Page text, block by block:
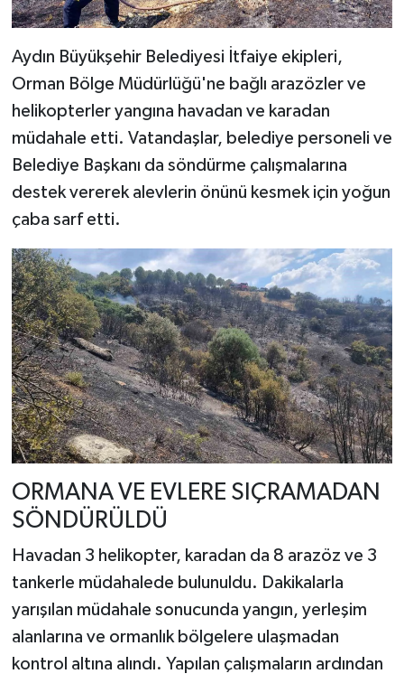
Aydın Büyükşehir Belediyesi İtfaiye ekipleri,
Orman Bölge Müdürlüğü'ne bağlı arazözler ve
helikopterler yangına havadan ve karadan
müdahale etti. Vatandaşlar, belediye personeli ve
Belediye Başkanı da söndürme çalışmalarına
destek vererek alevlerin önünü kesmek için yoğun
çaba sarf etti.
ORMANA VE EVLERE SIÇRAMADAN
SÖNDÜRÜLDÜ
Havadan 3 helikopter, karadan da 8 arazöz ve 3
tankerle müdahalede bulunuldu. Dakikalarla
yarışılan müdahale sonucunda yangın, yerleşim
alanlarına ve ormanlık bölgelere ulaşmadan
kontrol altına alındı. Yapılan çalışmaların ardından